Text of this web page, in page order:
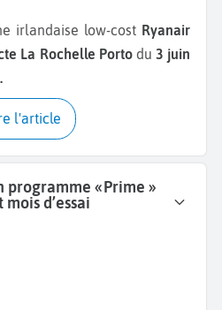
irlandaise low-cost Ryanair
La Rochelle Portodu 3 juin
l'article
programme « Prime »
d’essai